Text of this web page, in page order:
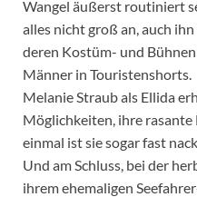
Wangel äußerst routiniert
alles nicht groß an, auch
deren Kostüm- und
Männer in Touristenshorts.
Melanie Straub als Ellida
Möglichkeiten, ihre
einmal ist sie sogar fast
Und am Schluss, bei der
ihrem ehemaligen